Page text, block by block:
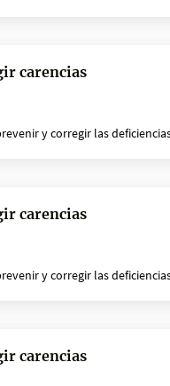
carencias
y corregir las
carencias
y corregir las
carencias